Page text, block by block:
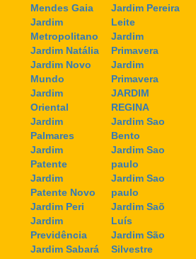
Mendes Gaia
Jardim
Metropolitano
Jardim Natália
Jardim Novo
Mundo
Jardim
Oriental
Jardim
Palmares
Jardim
Patente
Jardim
Patente Novo
Jardim Peri
Jardim
Previdência
Jardim Sabará
Jardim Pereira
Leite
Jardim
Primavera
Jardim
Primavera
JARDIM
REGINA
Jardim Sao
Bento
Jardim Sao
paulo
Jardim Sao
paulo
Jardim Saõ
Luís
Jardim São
Silvestre